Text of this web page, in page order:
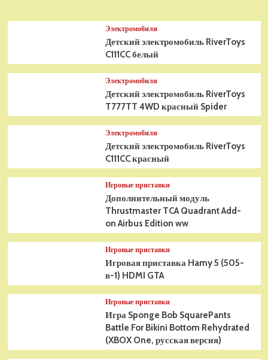
Электромобили
Детский электромобиль RiverToys
C111CC белый
Электромобили
Детский электромобиль RiverToys
T777TT 4WD красный Spider
Электромобили
Детский электромобиль RiverToys
C111CC красный
Игровые приставки
Дополнительный модуль
Thrustmaster TCA Quadrant Add-
on Airbus Edition ww
Игровые приставки
Игровая приставка Hamy 5 (505-
в-1) HDMI GTA
Игровые приставки
Игра Sponge Bob SquarePants
Battle For Bikini Bottom Rehydrated
(XBOX One, русская версия)